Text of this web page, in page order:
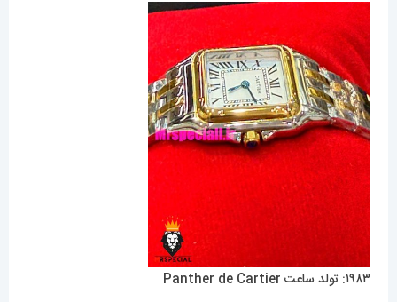
۱۹۸۳: تولد ساعت Panther de Cartier